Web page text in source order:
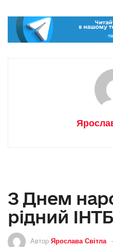
З Днем
рідний
Автор Ярослава Світла